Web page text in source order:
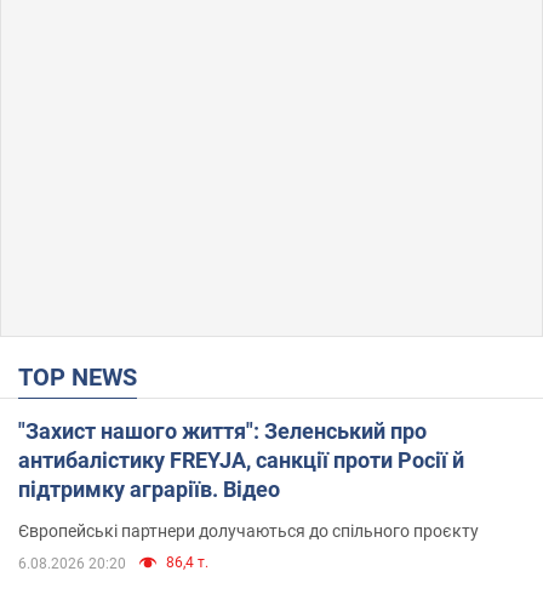
TOP NEWS
"Захист нашого життя": Зеленський про
антибалістику FREYJA, санкції проти Росії й
підтримку аграріїв. Відео
Європейські партнери долучаються до спільного проєкту
6.08.2026 20:20 86,4 т.